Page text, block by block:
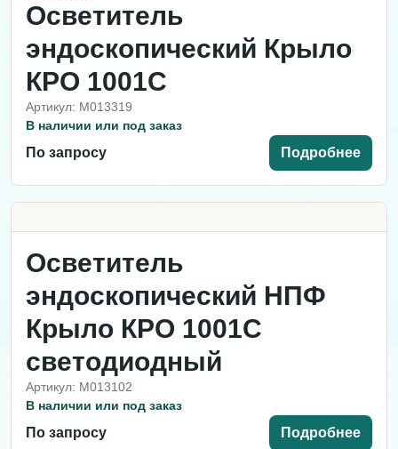
Осветитель
эндоскопический Крыло
КРО 1001С
Артикул: M013319
В наличии или под заказ
По запросу Подробнее
Осветитель
эндоскопический НПФ
Крыло КРО 1001С
светодиодный
Артикул: M013102
В наличии или под заказ
По запросу Подробнее